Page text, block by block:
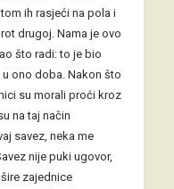
ih rasjeći na pola i
drugoj. Nama je ovo
što radi: to je bio
ono doba. Nakon što
su morali proći kroz
na taj način
savez, neka me
nije puki ugovor,
zajednice